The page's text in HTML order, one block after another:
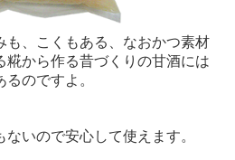
も、こくもある、なおかつ素材
糀から作る昔づくりの甘酒には
のですよ。
いので安心して使えます。